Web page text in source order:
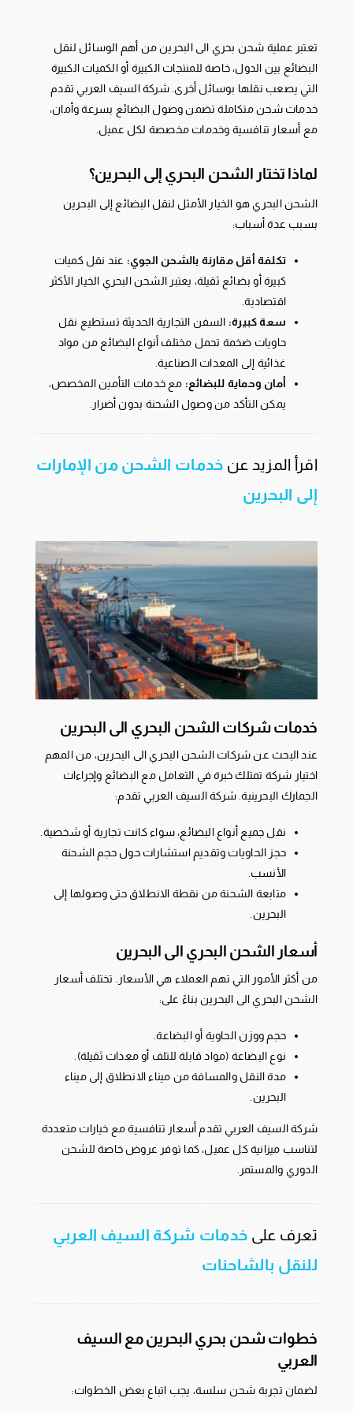
تعتبر عملية شحن بحري الى البحرين من أهم الوسائل لنقل
البضائع بين الدول، خاصة للمنتجات الكبيرة أو الكميات الكبيرة
التي يصعب نقلها بوسائل أخرى. شركة السيف العربي تقدم
خدمات شحن متكاملة تضمن وصول البضائع بسرعة وأمان،
مع أسعار تنافسية وخدمات مخصصة لكل عميل.
لماذا تختار الشحن البحري إلى البحرين؟
الشحن البحري هو الخيار الأمثل لنقل البضائع إلى البحرين
بسبب عدة أسباب:
تكلفة أقل مقارنة بالشحن الجوي: عند نقل كميات
كبيرة أو بضائع ثقيلة، يعتبر الشحن البحري الخيار الأكثر
اقتصادية.
سعة كبيرة: السفن التجارية الحديثة تستطيع نقل
حاويات ضخمة تحمل مختلف أنواع البضائع من مواد
غذائية إلى المعدات الصناعية.
أمان وحماية للبضائع: مع خدمات التأمين المخصص،
يمكن التأكد من وصول الشحنة بدون أضرار.
اقرأ المزيد عن خدمات الشحن من الإمارات
إلى البحرين
خدمات شركات الشحن البحري الى البحرين
عند البحث عن شركات الشحن البحري الى البحرين، من المهم
اختيار شركة تمتلك خبرة في التعامل مع البضائع وإجراءات
الجمارك البحرينية. شركة السيف العربي تقدم:
نقل جميع أنواع البضائع، سواء كانت تجارية أو شخصية.
حجز الحاويات وتقديم استشارات حول حجم الشحنة
الأنسب.
متابعة الشحنة من نقطة الانطلاق حتى وصولها إلى
البحرين.
أسعار الشحن البحري الى البحرين
من أكثر الأمور التي تهم العملاء هي الأسعار. تختلف أسعار
الشحن البحري الى البحرين بناءً على:
حجم ووزن الحاوية أو البضاعة.
نوع البضاعة (مواد قابلة للتلف أو معدات ثقيلة).
مدة النقل والمسافة من ميناء الانطلاق إلى ميناء
البحرين.
شركة السيف العربي تقدم أسعار تنافسية مع خيارات متعددة
لتناسب ميزانية كل عميل، كما توفر عروض خاصة للشحن
الدوري والمستمر.
تعرف على خدمات شركة السيف العربي
للنقل بالشاحنات
خطوات شحن بحري البحرين مع السيف
العربي
لضمان تجربة شحن سلسة، يجب اتباع بعض الخطوات: